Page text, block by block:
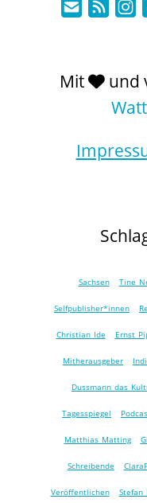
Mit und
Sachsen Tine
Selfpublisher*innen
Christian Ide Ernst
Mitherausgeber
Dussmann das
Tagesspiegel
Matthias Matting
Schreibende
Veröffentlichen Stefan